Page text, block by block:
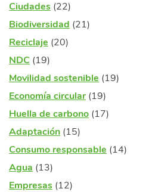
Ciudades (22)
Biodiversidad (21)
Reciclaje (20)
NDC (19)
Movilidad sostenible (19)
Economía circular(19)
Huella de carbono (17)
Adaptación (15)
Consumo responsable (14)
Agua (13)
Empresas (12)